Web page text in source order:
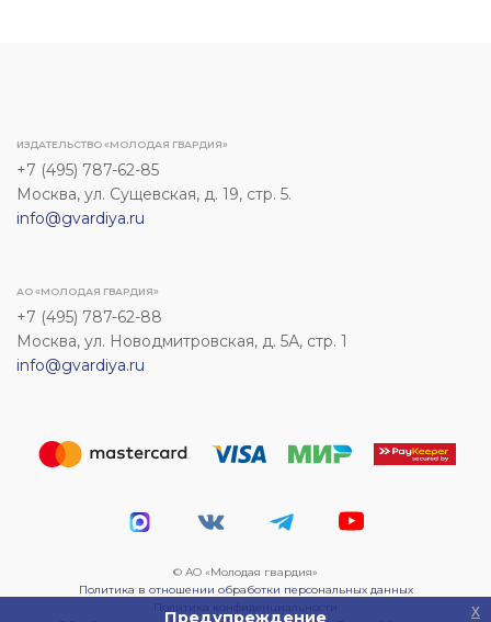
ИЗДАТЕЛЬСТВО «МОЛОДАЯ ГВАРДИЯ»
+7 (495) 787-62-85
Москва, ул. Сущевская, д. 19, стр. 5.
info@gvardiya.ru
АО «МОЛОДАЯ ГВАРДИЯ»
+7 (495) 787-62-88
Москва, ул. Новодмитровская, д. 5А, стр. 1
info@gvardiya.ru
© АО «Молодая гвардия»
Политика в отношении обработки персональных данных
Предупреждение x